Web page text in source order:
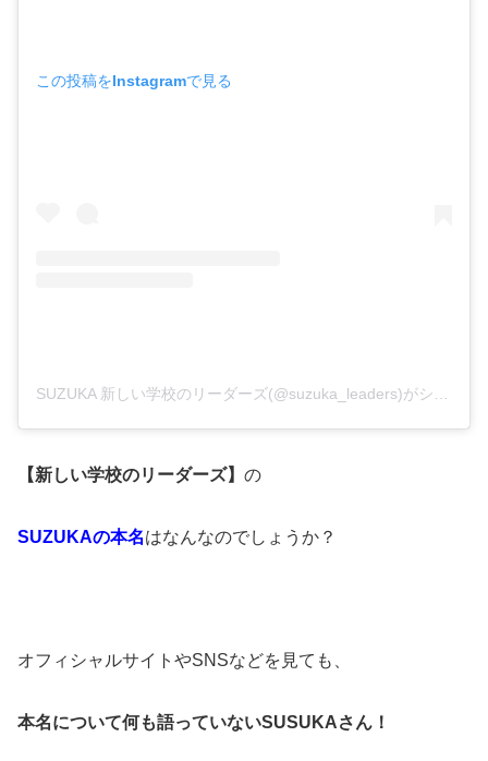
この投稿をInstagramで見る
【新しい学校のリーダーズ】 の
SUZUKAの本名はなんなのでしょうか？
オフィシャルサイトやSNSなどを見ても、
本名について何も語っていないSUSUKAさん！